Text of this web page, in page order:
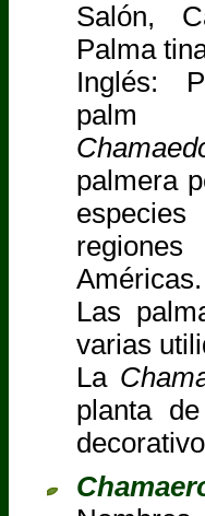
Salón,
Palma
Inglés:
palm
palmera
Américas.
Las
varias
La
planta